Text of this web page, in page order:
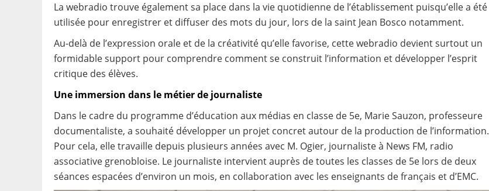
La webradio trouve également sa place dans la vie quotidienne de l’établissement puisqu’elle a été
utilisée pour enregistrer et diffuser des mots du jour, lors de la saint Jean Bosco notamment.
Au-delà de l’expression orale et de la créativité qu’elle favorise, cette webradio devient surtout un
formidable support pour comprendre comment se construit l’information et développer l’esprit
critique des élèves.
Une immersion dans le métier de journaliste
Dans le cadre du programme d’éducation aux médias en classe de 5e, Marie Sauzon, professeure
documentaliste, a souhaité développer un projet concret autour de la production de l’information.
Pour cela, elle travaille depuis plusieurs années avec M. Ogier, journaliste à News FM, radio
associative grenobloise. Le journaliste intervient auprès de toutes les classes de 5e lors de deux
séances espacées d’environ un mois, en collaboration avec les enseignants de français et d’EMC.